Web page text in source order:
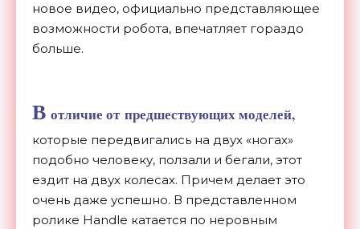
новое видео, официально представляющее
возможности робота, впечатляет гораздо
больше.
В отличие от предшествующих моделей,
которые передвигались на двух «ногах»
подобно человеку, ползали и бегали, этот
ездит на двух колесах. Причем делает это
очень даже успешно. В представленном
ролике Handle катается по неровным